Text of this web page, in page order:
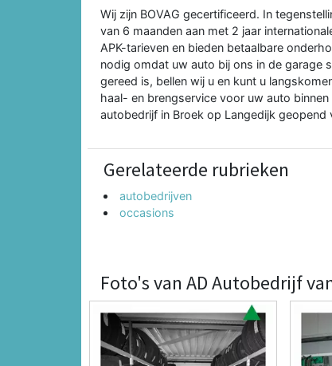
Wij zijn BOVAG gecertificeerd. In
van 6 maanden aan met 2 jaar
APK-tarieven en bieden betaalbare
nodig omdat uw auto bij ons in de garage
gereed is, bellen wij u en kunt u
haal- en brengservice voor uw auto
autobedrijf in Broek op Langedijk geopend
Gerelateerde rubrieken
autobedrijven
occasions
Foto's van AD Autobedrijf